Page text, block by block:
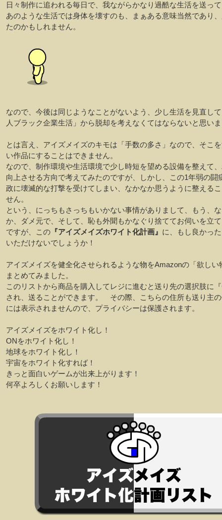
日々制作に追われる毎日で、我ながらかなり過酷な生活を送っ
あのような生活では身体を壊すのも、まぁある意味当然であり
たのかもしれません。
なので、今後は同じようなことがないよう、少し生活を見直し
人ブラック企業生活」から脱却を考えなくてはならないと思い
とは言え、アイズメイズのキモは「手数の多さ」なので、そこ
い作品にすることはできません。
なので、制作環境や生活環境で少し時短を望める設備を整えて
向上させる方向で考えてみたのですが、しかし、この1年弱の闘
政に壊滅的な打撃を受けてしまい、なかなか思うように整える
せん。
という、にっちもさっちもいかない事情がありまして、もう、
か、ダメ元で、そして、恥も外聞もかなぐり捨ててお伺いを立
ですが、この 『アイズメイズホワイト化計画』 に、もし良かっ
いただけないでしょうか！
アイズメイズを健全化させられるような物をAmazonの「欲しい
まとめてみました。
このリストから商品を購入してレジに進むと送り先の選択肢に
され、送ることができます。 その際、こちらの住所も送り主
には表示されませんので、プライバシーは保護されます。
アイズメイズをホワイト化し！
ONをホワイト化し！
地球をホワイト化し！
宇宙をホワイト化すれば！
きっと面白いゲームが出来上がります！
何卒よろしくお願いします！